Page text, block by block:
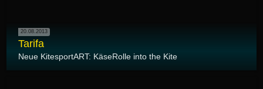
20.08.2013
Tarifa
Neue KitesportART: KäseRolle into the Kite